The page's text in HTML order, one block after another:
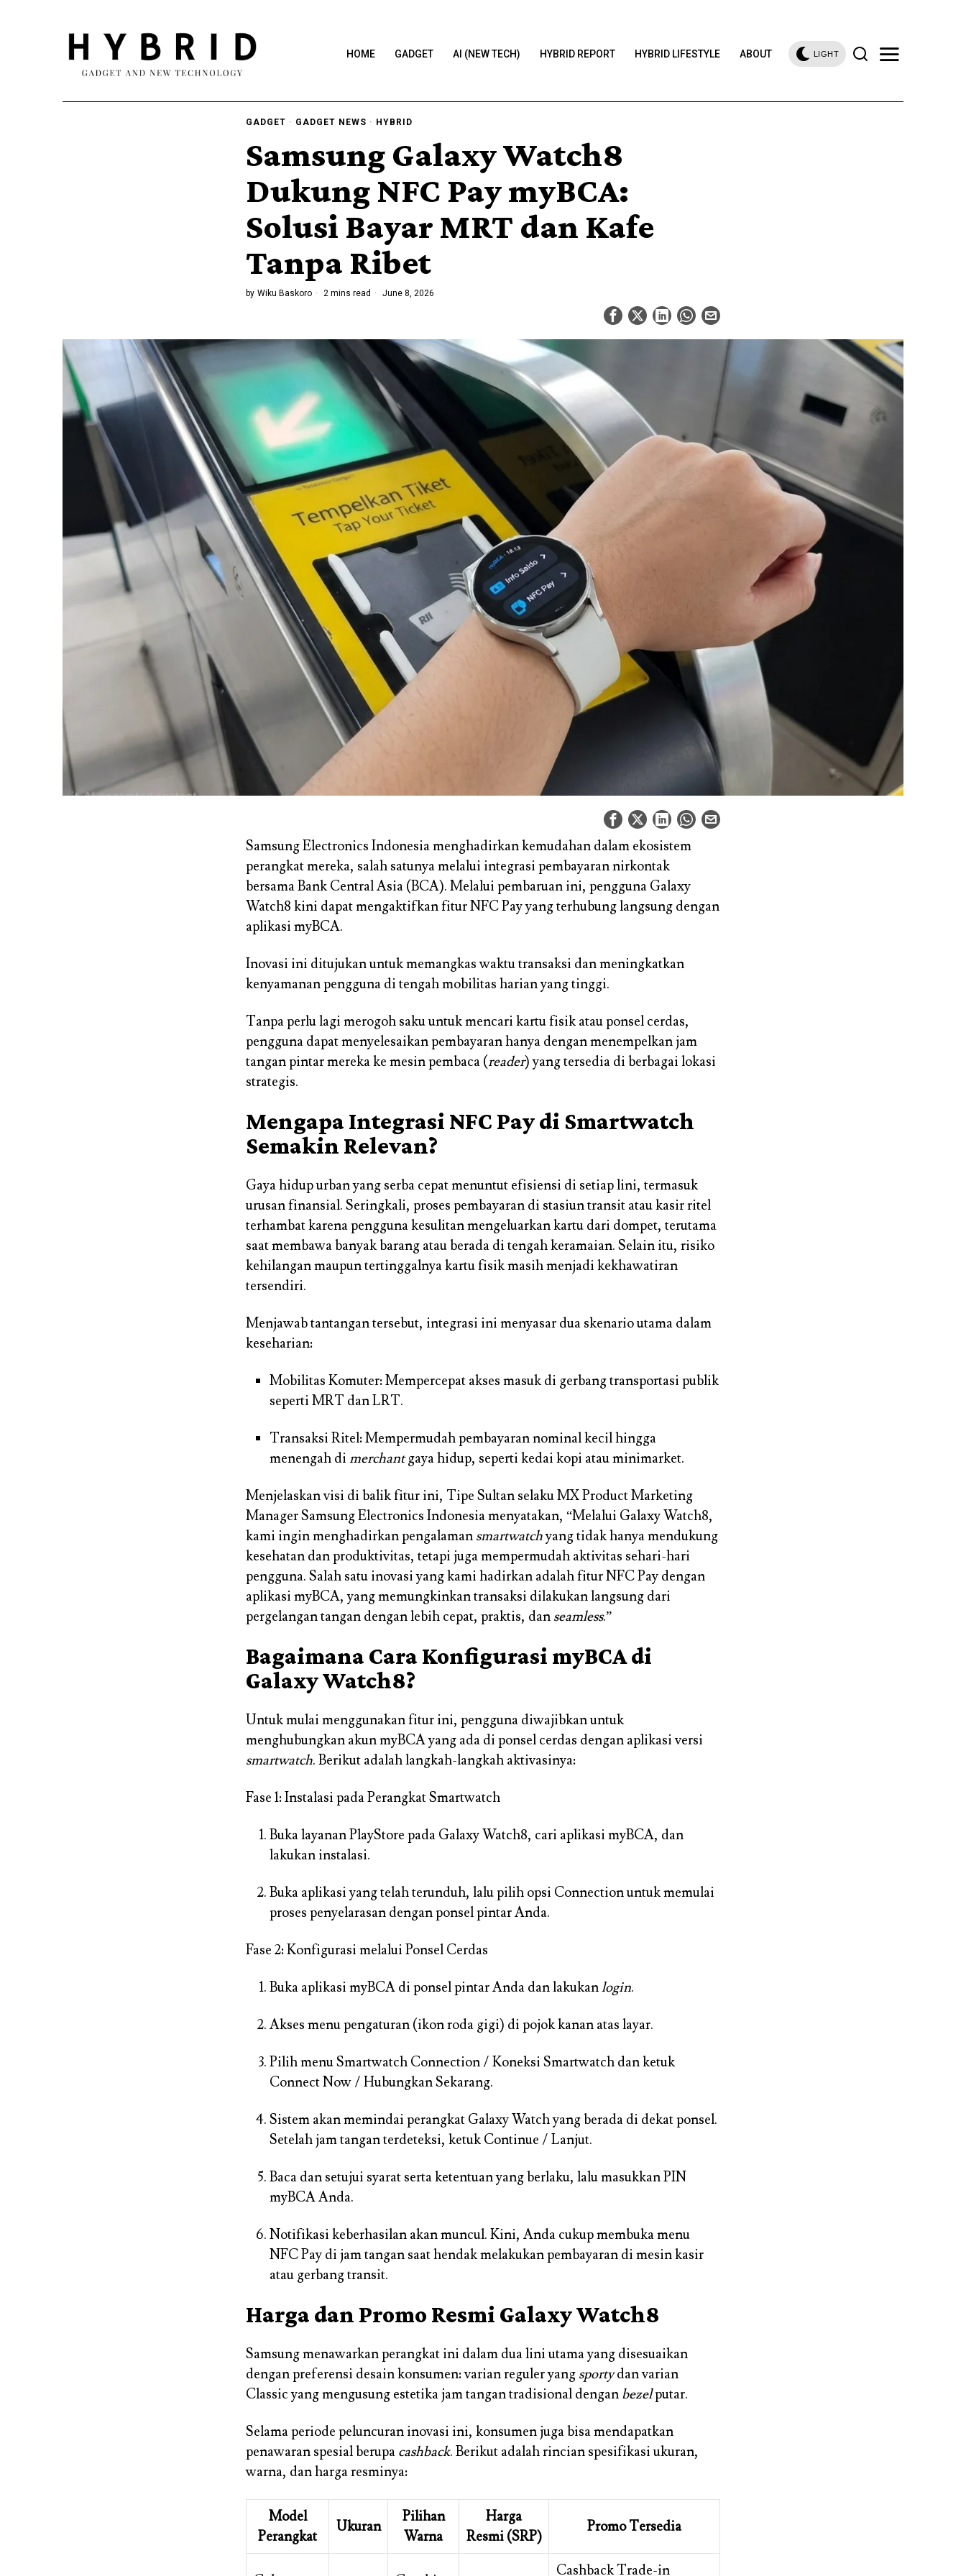
HOME GADGET AI (NEW TECH) HYBRID REPORT HYBRID LIFESTYLE ABOUT LIGHT
GADGET · GADGET NEWS · HYBRID
Samsung Galaxy Watch8
Dukung NFC Pay myBCA:
Solusi Bayar MRT dan Kafe
Tanpa Ribet
by Wiku Baskoro 2 mins read June 8, 2026
Samsung Electronics Indonesia menghadirkan kemudahan dalam ekosistem
perangkat mereka, salah satunya melalui integrasi pembayaran nirkontak
bersama Bank Central Asia (BCA). Melalui pembaruan ini, pengguna Galaxy
Watch8 kini dapat mengaktifkan fitur NFC Pay yang terhubung langsung dengan
aplikasi myBCA.
Inovasi ini ditujukan untuk memangkas waktu transaksi dan meningkatkan
kenyamanan pengguna di tengah mobilitas harian yang tinggi.
Tanpa perlu lagi merogoh saku untuk mencari kartu fisik atau ponsel cerdas,
pengguna dapat menyelesaikan pembayaran hanya dengan menempelkan jam
tangan pintar mereka ke mesin pembaca (reader) yang tersedia di berbagai lokasi
strategis.
Mengapa Integrasi NFC Pay di Smartwatch
Semakin Relevan?
Gaya hidup urban yang serba cepat menuntut efisiensi di setiap lini, termasuk
urusan finansial. Seringkali, proses pembayaran di stasiun transit atau kasir ritel
terhambat karena pengguna kesulitan mengeluarkan kartu dari dompet, terutama
saat membawa banyak barang atau berada di tengah keramaian. Selain itu, risiko
kehilangan maupun tertinggalnya kartu fisik masih menjadi kekhawatiran
tersendiri.
Menjawab tantangan tersebut, integrasi ini menyasar dua skenario utama dalam
keseharian:
Mobilitas Komuter: Mempercepat akses masuk di gerbang transportasi publik
seperti MRT dan LRT.
Transaksi Ritel: Mempermudah pembayaran nominal kecil hingga
menengah di merchantgaya hidup, seperti kedai kopi atau minimarket.
Menjelaskan visi di balik fitur ini, Tipe Sultan selaku MX Product Marketing
Manager Samsung Electronics Indonesia menyatakan, “Melalui Galaxy Watch8,
kami ingin menghadirkan pengalaman smartwatchyang tidak hanya mendukung
kesehatan dan produktivitas, tetapi juga mempermudah aktivitas sehari-hari
pengguna. Salah satu inovasi yang kami hadirkan adalah fitur NFC Pay dengan
aplikasi myBCA, yang memungkinkan transaksi dilakukan langsung dari
pergelangan tangan dengan lebih cepat, praktis, dan seamless.”
Bagaimana Cara Konfigurasi myBCA di
Galaxy Watch8?
Untuk mulai menggunakan fitur ini, pengguna diwajibkan untuk
menghubungkan akun myBCA yang ada di ponsel cerdas dengan aplikasi versi
smartwatch. Berikut adalah langkah-langkah aktivasinya:
Fase 1: Instalasi pada Perangkat Smartwatch
Buka layanan PlayStore pada Galaxy Watch8, cari aplikasi myBCA, dan
lakukan instalasi.
Buka aplikasi yang telah terunduh, lalu pilih opsi Connection untuk memulai
proses penyelarasan dengan ponsel pintar Anda.
Fase 2: Konfigurasi melalui Ponsel Cerdas
Buka aplikasi myBCA di ponsel pintar Anda dan lakukanlogin.
Akses menu pengaturan (ikon roda gigi) di pojok kanan atas layar.
Pilih menu Smartwatch Connection / Koneksi Smartwatch dan ketuk
Connect Now / Hubungkan Sekarang.
Sistem akan memindai perangkat Galaxy Watch yang berada di dekat ponsel.
Setelah jam tangan terdeteksi, ketuk Continue / Lanjut.
Baca dan setujui syarat serta ketentuan yang berlaku, lalu masukkan PIN
myBCA Anda.
Notifikasi keberhasilan akan muncul. Kini, Anda cukup membuka menu
NFC Pay di jam tangan saat hendak melakukan pembayaran di mesin kasir
atau gerbang transit.
Harga dan Promo Resmi Galaxy Watch8
Samsung menawarkan perangkat ini dalam dua lini utama yang disesuaikan
dengan preferensi desain konsumen: varian reguler yang sportydan varian
Classic yang mengusung estetika jam tangan tradisional dengan bezelputar.
Selama periode peluncuran inovasi ini, konsumen juga bisa mendapatkan
penawaran spesial berupa cashback. Berikut adalah rincian spesifikasi ukuran,
warna, dan harga resminya:
Model
Perangkat
Ukuran
Pilihan
Warna
Harga
Resmi (SRP)
Promo Tersedia
Cashback Trade-in